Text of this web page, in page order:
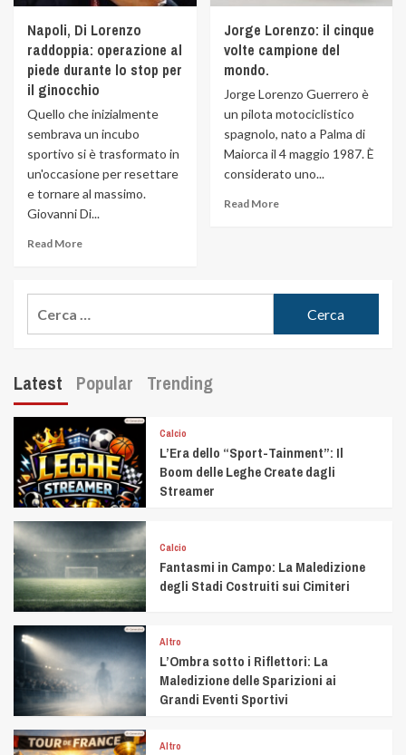
Napoli, Di Lorenzo
raddoppia: operazione al
piede durante lo stop per
il ginocchio
Quello che inizialmente
sembrava un incubo
sportivo si è trasformato in
un'occasione per resettare
e tornare al massimo.
Giovanni Di...
Read More
Jorge Lorenzo: il cinque
volte campione del
mondo.
Jorge Lorenzo Guerrero è
un pilota motociclistico
spagnolo, nato a Palma di
Maiorca il 4 maggio 1987. È
considerato uno...
Read More
Latest Popular Trending
Calcio
L’Era dello “Sport-Tainment”: Il
Boom delle Leghe Create dagli
Streamer
Calcio
Fantasmi in Campo: La Maledizione
degli Stadi Costruiti sui Cimiteri
Altro
L’Ombra sotto i Riflettori: La
Maledizione delle Sparizioni ai
Grandi Eventi Sportivi
Altro